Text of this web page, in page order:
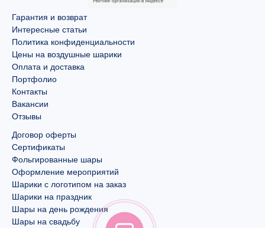
Гарантия и возврат
Интересные статьи
Политика конфиденциальности
Цены на воздушные шарики
Оплата и доставка
Портфолио
Контакты
Вакансии
Отзывы
Договор оферты
Сертификаты
Фольгированные шары
Оформление мероприятий
Шарики с логотипом на заказ
Шарики на праздник
Шары на день рождения
Шары на свадьбу